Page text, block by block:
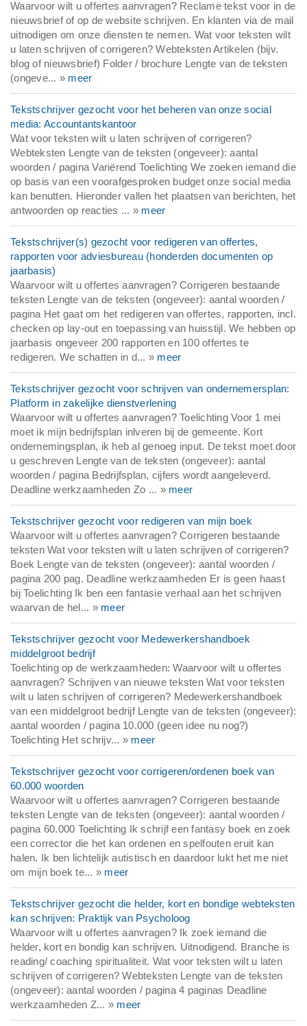
Waarvoor wilt u offertes aanvragen? Reclame tekst voor in de
nieuwsbrief of op de website schrijven. En klanten via de mail
uitnodigen om onze diensten te nemen. Wat voor teksten wilt
u laten schrijven of corrigeren? Webteksten Artikelen (bijv.
blog of nieuwsbrief) Folder / brochure Lengte van de teksten
(ongeve... » meer
Tekstschrijver gezocht voor het beheren van onze social
media: Accountantskantoor
Wat voor teksten wilt u laten schrijven of corrigeren?
Webteksten Lengte van de teksten (ongeveer): aantal
woorden / pagina Variërend Toelichting We zoeken iemand die
op basis van een voorafgesproken budget onze social media
kan benutten. Hieronder vallen het plaatsen van berichten, het
antwoorden op reacties ... » meer
Tekstschrijver(s) gezocht voor redigeren van offertes,
rapporten voor adviesbureau (honderden documenten op
jaarbasis)
Waarvoor wilt u offertes aanvragen? Corrigeren bestaande
teksten Lengte van de teksten (ongeveer): aantal woorden /
pagina Het gaat om het redigeren van offertes, rapporten, incl.
checken op lay-out en toepassing van huisstijl. We hebben op
jaarbasis ongeveer 200 rapporten en 100 offertes te
redigeren. We schatten in d... » meer
Tekstschrijver gezocht voor schrijven van ondernemersplan:
Platform in zakelijke dienstverlening
Waarvoor wilt u offertes aanvragen? Toelichting Voor 1 mei
moet ik mijn bedrijfsplan inlveren bij de gemeente. Kort
ondernemingsplan, ik heb al genoeg input. De tekst moet door
u geschreven Lengte van de teksten (ongeveer): aantal
woorden / pagina Bedrijfsplan, cijfers wordt aangeleverd.
Deadline werkzaamheden Zo ... » meer
Tekstschrijver gezocht voor redigeren van mijn boek
Waarvoor wilt u offertes aanvragen? Corrigeren bestaande
teksten Wat voor teksten wilt u laten schrijven of corrigeren?
Boek Lengte van de teksten (ongeveer): aantal woorden /
pagina 200 pag. Deadline werkzaamheden Er is geen haast
bij Toelichting Ik ben een fantasie verhaal aan het schrijven
waarvan de hel... » meer
Tekstschrijver gezocht voor Medewerkershandboek
middelgroot bedrijf
Toelichting op de werkzaamheden: Waarvoor wilt u offertes
aanvragen? Schrijven van nieuwe teksten Wat voor teksten
wilt u laten schrijven of corrigeren? Medewerkershandboek
van een middelgroot bedrijf Lengte van de teksten (ongeveer):
aantal woorden / pagina 10.000 (geen idee nu nog?)
Toelichting Het schrijv... » meer
Tekstschrijver gezocht voor corrigeren/ordenen boek van
60.000 woorden
Waarvoor wilt u offertes aanvragen? Corrigeren bestaande
teksten Lengte van de teksten (ongeveer): aantal woorden /
pagina 60.000 Toelichting Ik schrijf een fantasy boek en zoek
een corrector die het kan ordenen en spelfouten eruit kan
halen. Ik ben lichtelijk autistisch en daardoor lukt het me niet
om mijn boek te... » meer
Tekstschrijver gezocht die helder, kort en bondige webteksten
kan schrijven: Praktijk van Psycholoog
Waarvoor wilt u offertes aanvragen? Ik zoek iemand die
helder, kort en bondig kan schrijven. Uitnodigend. Branche is
reading/ coaching spiritualiteit. Wat voor teksten wilt u laten
schrijven of corrigeren? Webteksten Lengte van de teksten
(ongeveer): aantal woorden / pagina 4 paginas Deadline
werkzaamheden Z... » meer